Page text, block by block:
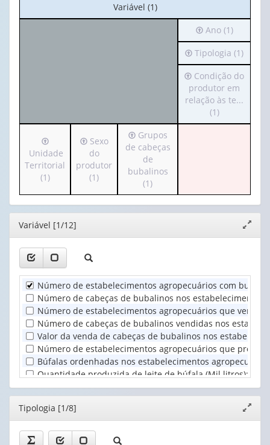
No
cabeçalho:
Variável (1)
Irá
para
o
cabeçalho
(possui
apenas
1
valor):
Ano (1)
Irá
para
o
cabeçalho
(possui
apenas
1
Tipologia (1)
Irá
para
o
cabeçalho
(possui
do
produtor
Condição do
produtor em
relação às te...
(1)
Irá
para
o
cabeçalho
1
valor):
Unidade
Territorial
(1)
Unidade
Territorial
(1)
Irá
para
o
cabeçalho
1
do
produtor
(1)
Sexo
do
produtor
(1)
Irá
para
cabeçalho
(possui
apenas
1
de
bubalinos
(1)
Grupos
de cabeças
de
bubalinos
(1)
Editor
janela
Variável [1/12]
Número de estabelecimentos agropecuários com
Número de cabeças de bubalinos nos estabelecimentos
Número de estabelecimentos agropecuários que
Número de cabeças de bubalinos vendidas nos
Valor da venda de cabeças de bubalinos nos
Número de estabelecimentos agropecuários que
Búfalas ordenhadas nos estabelecimentos agropecuários
Quantidade produzida de leite de búfala (Mil litros):
Valor da produção de leite de búfala (Mil Reais): 0de
Número de estabelecimentos agropecuários que
Quantidade vendida de leite de búfala (Mil litros)
Valor da venda de leite de búfala (Mil Reais): 0de3
Editor
janela
Tipologia [1/8]